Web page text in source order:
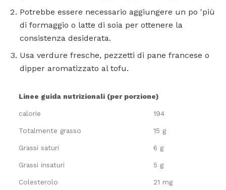
Potrebbe essere necessario aggiungere un po 'più
di formaggio o latte di soia per ottenere la
consistenza desiderata.
Usa verdure fresche, pezzetti di pane francese o
dipper aromatizzato al tofu.
Linee guida nutrizionali (per porzione)
calorie 194
Totalmente grasso 15 g
Grassi saturi 6 g
Grassi insaturi 5 g
Colesterolo 21 mg